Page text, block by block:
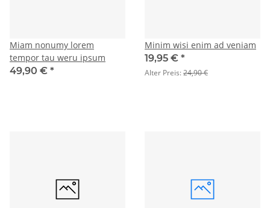
Miam nonumy lorem
tempor tau weru ipsum
49,90 € *
Minim wisi enim ad veniam
19,95 € *
Alter Preis:24,90 €